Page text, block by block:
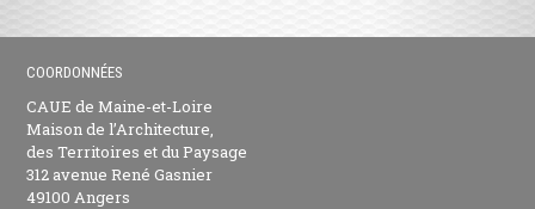
COORDONNÉES
CAUE de Maine-et-Loire
Maison de l’Architecture,
des Territoires et du Paysage
312 avenue René Gasnier
49100 Angers